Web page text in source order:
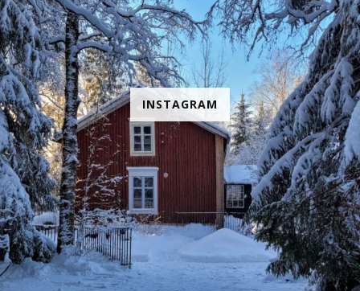
INSTAGRAM